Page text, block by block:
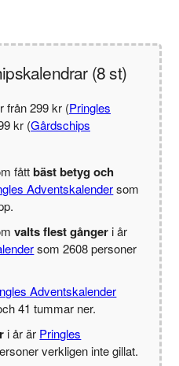
(8 st)
från 299 kr (Pringles
kr (Gårdschips
fåttbäst betyg och
Adventskalendersom
valts flest gångeri år
som 2608 personer
Adventskalender
41 tummar ner.
i år är Pringles
verkligen inte gillat.